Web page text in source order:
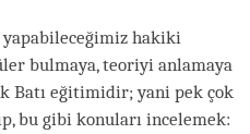
yapabileceğimiz hakiki
bulmaya, teoriyi anlamaya
Batı eğitimidir; yani pek çok
bu gibi konuları incelemek: